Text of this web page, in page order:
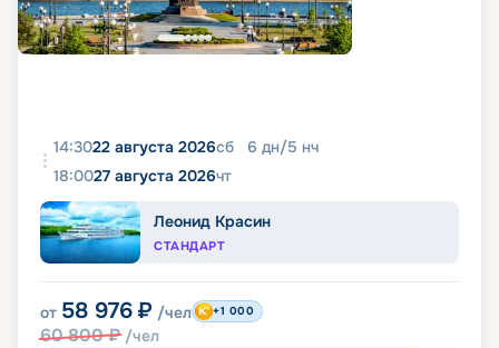
14:3022 августа 2026сб 6 дн/5 нч
18:0027 августа 2026чт
Леонид Красин
СТАНДАРТ
от 58 976 ₽ /чел
60 800₽ /чел
+1 000